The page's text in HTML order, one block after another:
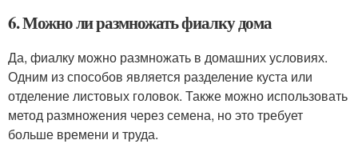
6. Можно ли размножать фиалку дома
Да, фиалку можно размножать в домашних условиях.
Одним из способов является разделение куста или
отделение листовых головок. Также можно использовать
метод размножения через семена, но это требует
больше времени и труда.